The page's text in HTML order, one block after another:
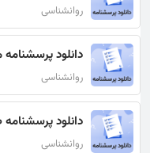
روانشناسی
دانلود پرسشنامه
روانشناسی
دانلود
روانشناسی